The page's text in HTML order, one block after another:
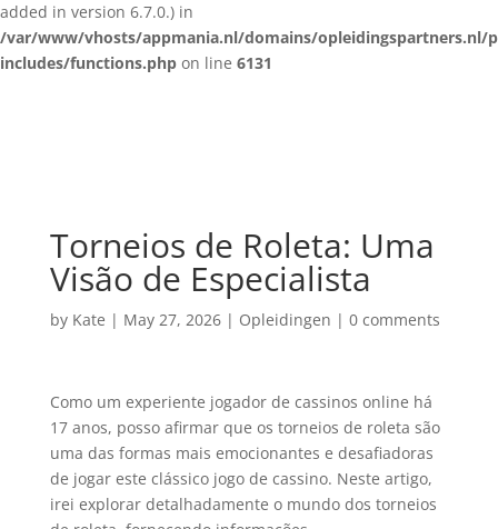
added in version 6.7.0.) in
/var/www/vhosts/appmania.nl/domains/opleidingspartners.nl/
includes/functions.php on line 6131
Torneios de Roleta: Uma
Visão de Especialista
by Kate | May 27, 2026| Opleidingen | 0 comments
Como um experiente jogador de cassinos online há
17 anos, posso afirmar que os torneios de roleta são
uma das formas mais emocionantes e desafiadoras
de jogar este clássico jogo de cassino. Neste artigo,
irei explorar detalhadamente o mundo dos torneios